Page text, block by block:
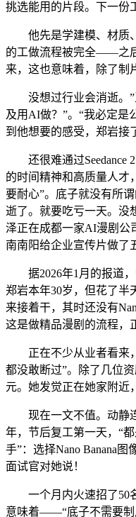
挑选能用的片段。下一份
他先是学建模、材质、
的工做流程被完全——之
来，这也意味着，除了制
没想过行业会消逝。”
及用AI做？”。“我必定是
到他想要的感受，郑岩接
还很难通过Seedance
的时间精神和高质量人才
要耐心”。底子就没有所
逝了。就要吃亏一天。没
泽正在成都一家AI漫剧公
南南阳给企业宣传片做了
据2026年1月的报道，
郑岩本年30岁，但花了半
来接着干，其时还没有
这是做精品漫剧的流程，
正在不少从业者看来，
都没敢断过”。除了几位
元。她发觉正在她家附近
现在一文不值。动静连
年，节后复工第一天，“
手”：选择Nano Banana图
面试官对她说！
一个月内火速招了50
意味着——“底子不需要制